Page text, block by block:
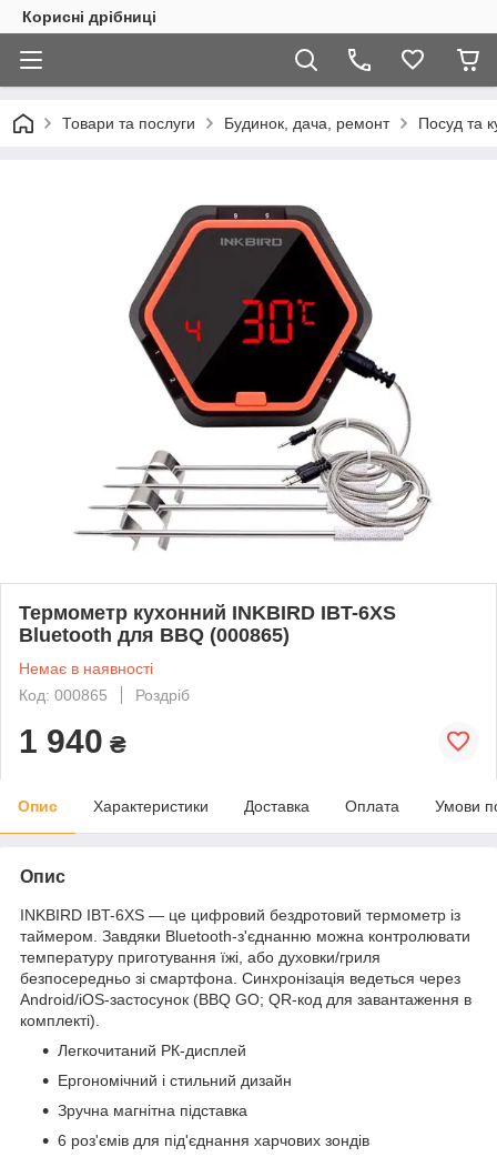
Корисні дрібниці
Товари та послуги Будинок, дача, ремонт Посуд та
Термометр кухонний INKBIRD IBT-6XS
Bluetooth для BBQ (000865)
Немає в наявності
Код: 000865
Роздріб
1 940 ₴
Опис Характеристики Доставка Оплата Умови
Опис
INKBIRD IBT-6XS — це цифровий бездротовий термометр із
таймером. Завдяки Bluetooth-з'єднанню можна контролювати
температуру приготування їжі, або духовки/гриля
безпосередньо зі смартфона. Синхронізація ведеться через
Android/iOS-застосунок (BBQ GO; QR-код для завантаження в
комплекті).
Легкочитаний РК-дисплей
Ергономічний і стильний дизайн
Зручна магнітна підставка
6 роз'ємів для під'єднання харчових зондів